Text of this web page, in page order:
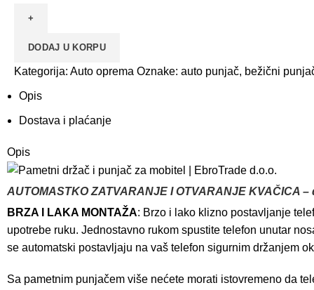
DODAJ U KORPU
Kategorija: Auto oprema Oznake: auto punjač, bežični
Opis
Dostava i plaćanje
Opis
AUTOMASTKO ZATVARANJE I OTVARANJE KVAČICA
BRZA I LAKA MONTAŽA: Brzo i lako klizno postavljanje
upotrebe ruku. Jednostavno rukom spustite telefon unutar
se automatski postavljaju na vaš telefon sigurnim držanjem
Sa pametnim punjačem više nećete morati istovremeno da